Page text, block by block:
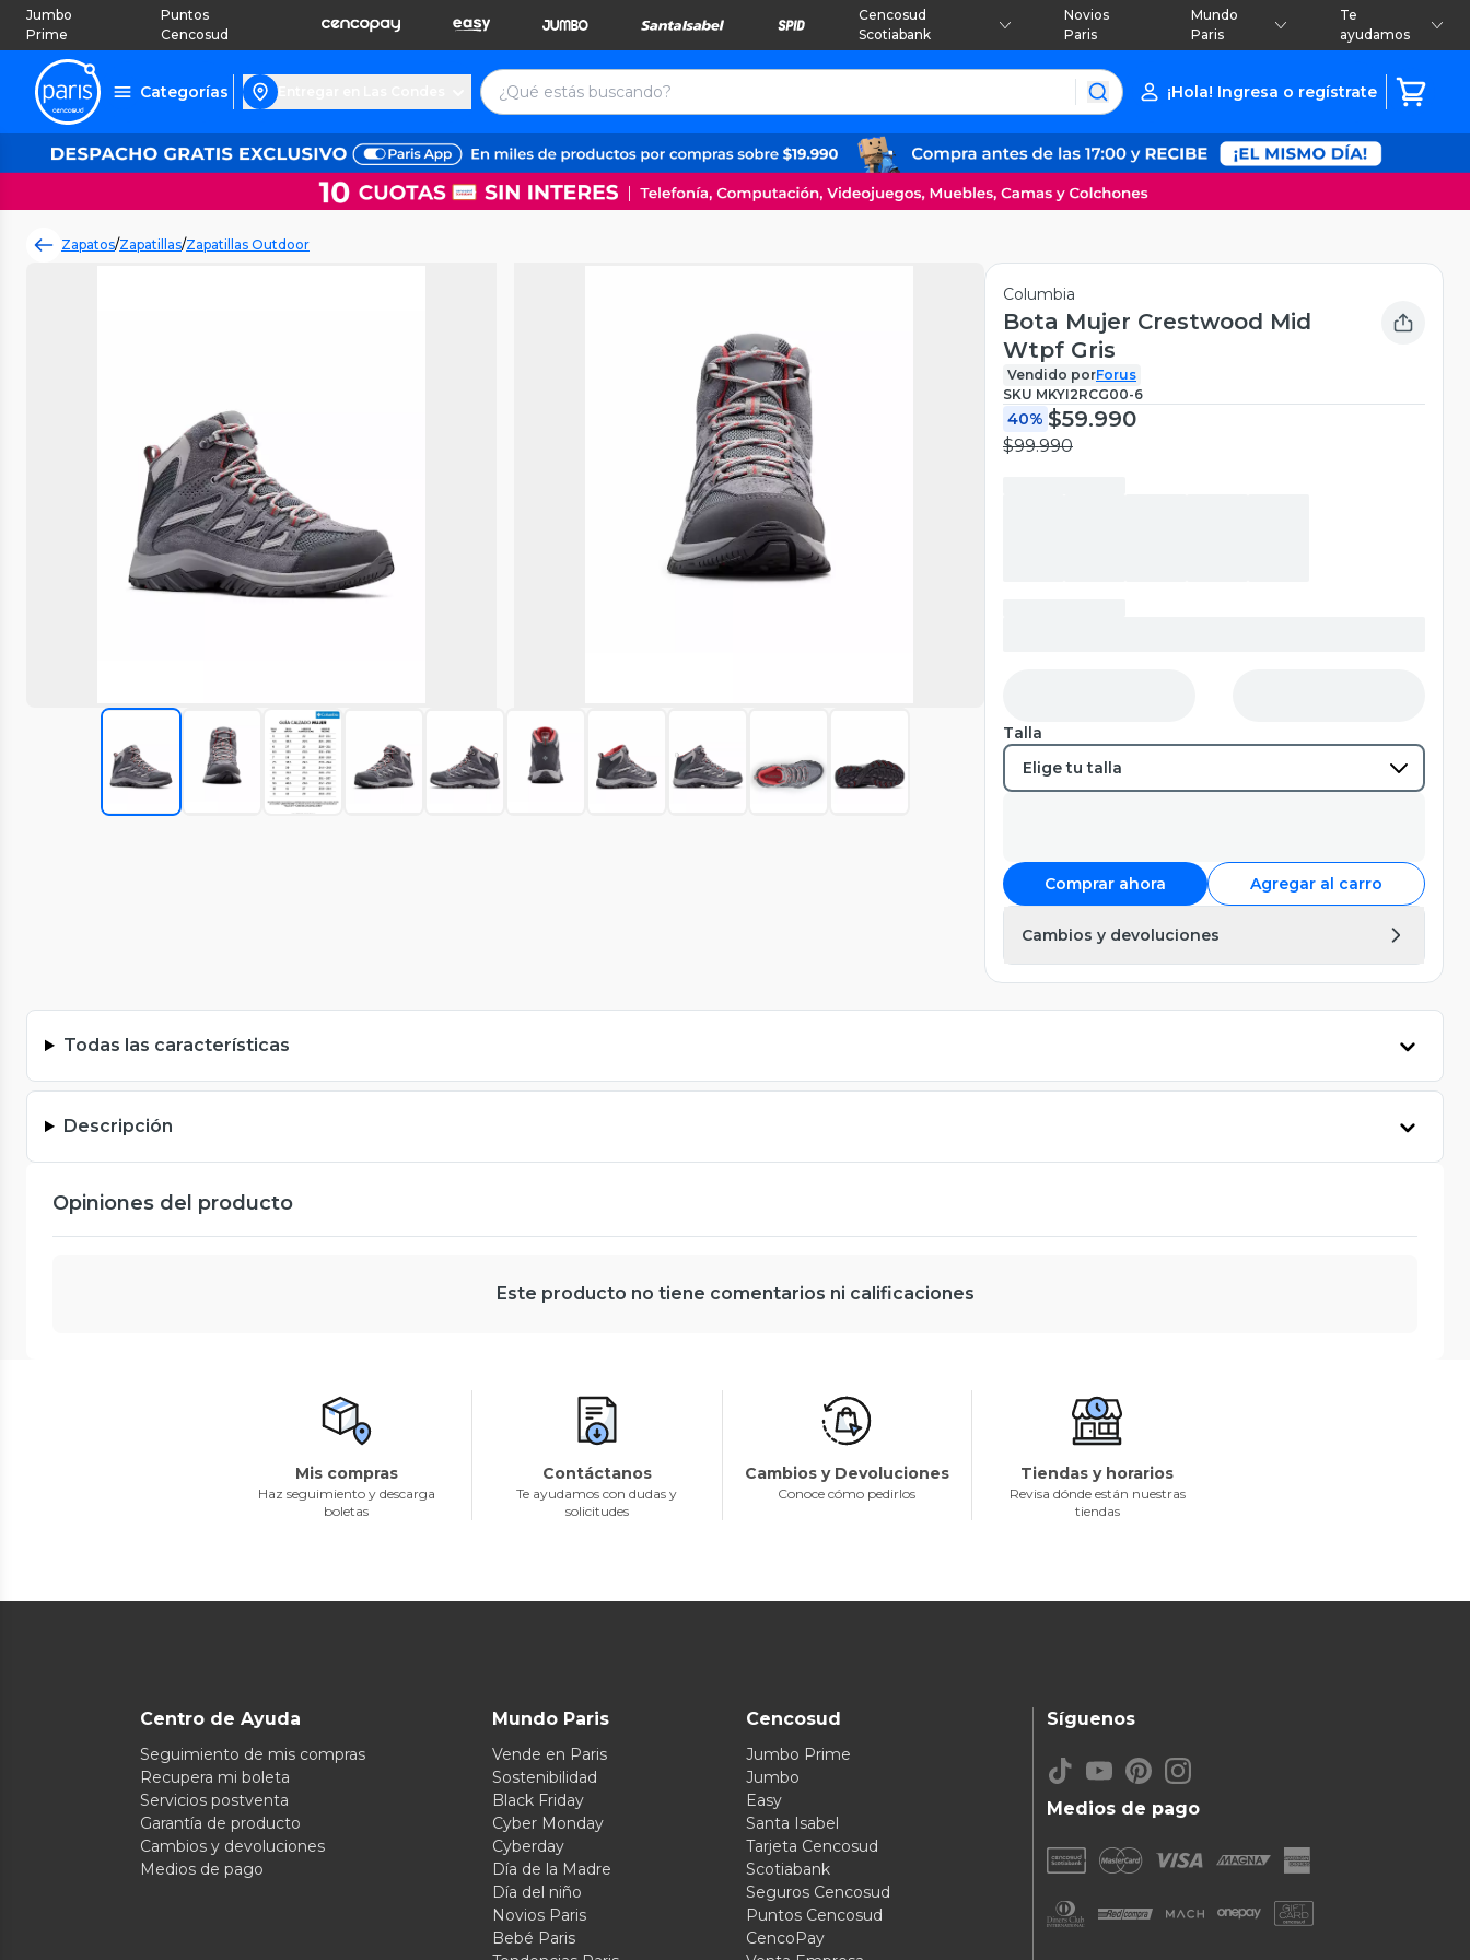
Jumbo
Prime
Puntos
Cencosud
Cencosud
Scotiabank
Novios
Paris
Mundo
Paris
Te
ayudamos
Categorías ¡Hola! Ingresa o regístrate
Zapatos/Zapatillas/Zapatillas Outdoor
Columbia
Bota Mujer Crestwood Mid
Wtpf Gris
Vendido porForus
SKU MKYI2RCG00-6
40% $59.990
$99.990
Talla
Comprar ahora Agregar al carro
Cambios y devoluciones
Todas las características
Descripción
Opiniones del producto
Este producto no tiene comentarios ni calificaciones
Mis compras
Haz seguimiento y descarga
boletas
Contáctanos
Te ayudamos con dudas y
solicitudes
Cambios y Devoluciones
Conoce cómo pedirlos
Tiendas y horarios
Revisa dónde están nuestras
tiendas
Centro de Ayuda
Seguimiento de mis compras
Recupera mi boleta
Servicios postventa
Garantía de producto
Cambios y devoluciones
Medios de pago
Mundo Paris
Vende en Paris
Sostenibilidad
Black Friday
Cyber Monday
Cyberday
Día de la Madre
Día del niño
Novios Paris
Bebé Paris
Cencosud
Jumbo Prime
Jumbo
Easy
Santa Isabel
Tarjeta Cencosud
Scotiabank
Seguros Cencosud
Puntos Cencosud
CencoPay
Medios de pago
Síguenos